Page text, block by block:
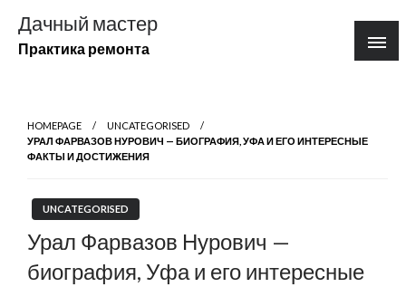
содержимому
Дачный мастер
Практика ремонта
HOMEPAGE
UNCATEGORISED
УРАЛ ФАРВАЗОВ НУРОВИЧ — БИОГРАФИЯ, УФА И ЕГО ИНТЕРЕСНЫЕ
ФАКТЫ И ДОСТИЖЕНИЯ
UNCATEGORISED
Урал Фарвазов Нурович —
биография, Уфа и его интересные